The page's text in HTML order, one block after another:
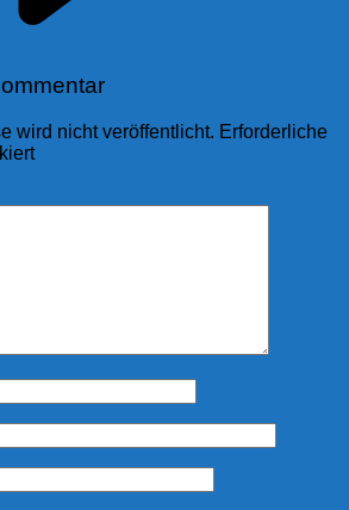
wird nicht veröffentlicht. Erforderliche